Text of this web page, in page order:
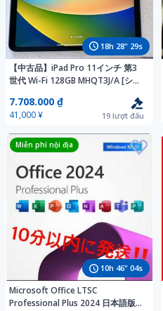
18h 28" 27s
【中古品】iPad Pro 11インチ 第3
世代 Wi-Fi 128GB MHQT3J/A [シル
7.708.000 ₫
41,000 ¥ 19 lượt đấu
10h 46" 02s
Miễn phí nội địa
Microsoft Office LTSC
Professional Plus 2024 日本語版オ